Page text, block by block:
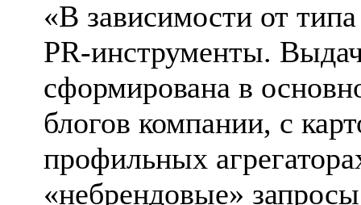
«В зависимости от
PR-инструменты.
сформирована в
блогов компании, с
профильных
«небрендовые»